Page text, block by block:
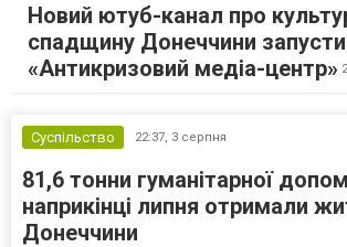
Новий ютуб-канал про
спадщину Донеччини
«Антикризовий медіа-центр»
Суспільство 22:37, 3 серпня
81,6 тонни гуманітарної
наприкінці липня отримали
Донеччини